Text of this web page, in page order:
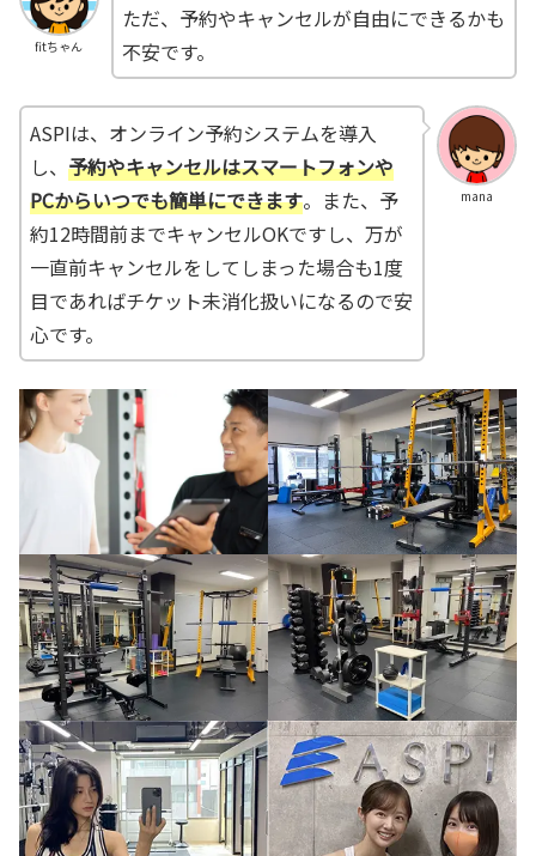
fitちゃん
ただ、予約やキャンセルが自由にできるかも
不安です。
mana
ASPIは、オンライン予約システムを導入
し、 予約やキャンセルはスマートフォンや
PCからいつでも簡単にできます。また、予
約12時間前までキャンセルOKですし、万が
一直前キャンセルをしてしまった場合も1度
目であればチケット未消化扱いになるので安
心です。